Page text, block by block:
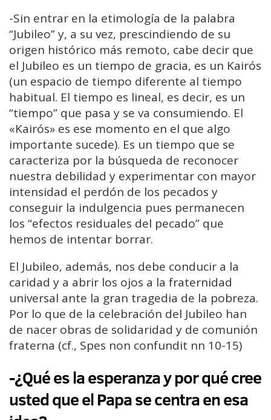
-Sin entrar en la etimología de la palabra
“Jubileo” y, a su vez, prescindiendo de su
origen histórico más remoto, cabe decir que
el Jubileo es un tiempo de gracia, es un Kairós
(un espacio de tiempo diferente al tiempo
habitual. El tiempo es lineal, es decir, es un
“tiempo” que pasa y se va consumiendo. El
«Kairós» es ese momento en el que algo
importante sucede). Es un tiempo que se
caracteriza por la búsqueda de reconocer
nuestra debilidad y experimentar con mayor
intensidad el perdón de los pecados y
conseguir la indulgencia pues permanecen
los “efectos residuales del pecado” que
hemos de intentar borrar.
El Jubileo, además, nos debe conducir a la
caridad y a abrir los ojos a la fraternidad
universal ante la gran tragedia de la pobreza.
Por lo que de la celebración del Jubileo han
de nacer obras de solidaridad y de comunión
fraterna (cf., Spes non confundit nn 10-15)
-¿Qué es la esperanza y por qué cree
usted que el Papa se centra en esa